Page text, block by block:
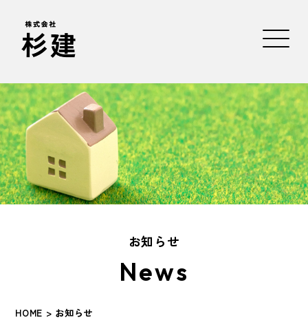
お知らせ
News
HOME > お知らせ